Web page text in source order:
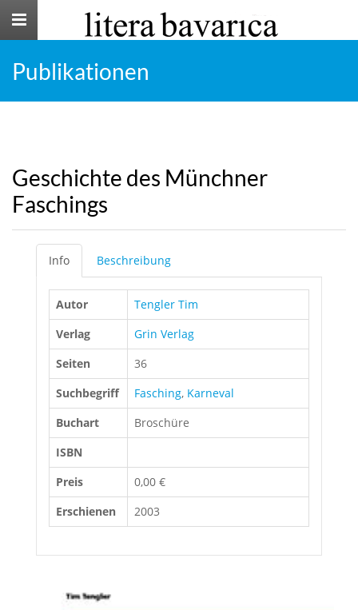
Toggle
Publikationen
Geschichte des Münchner
Faschings
Info Beschreibung
Autor
Tengler Tim
Verlag
Grin Verlag
Seiten
36
Suchbegriff
Fasching, Karneval
Buchart
Broschüre
ISBN
Preis
0,00 €
Erschienen
2003